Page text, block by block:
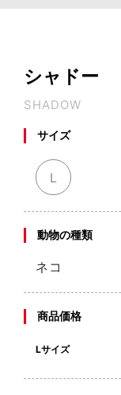
シャドー
SHADOW
サイズ
L
動物の種類
ネコ
商品価格
Lサイズ